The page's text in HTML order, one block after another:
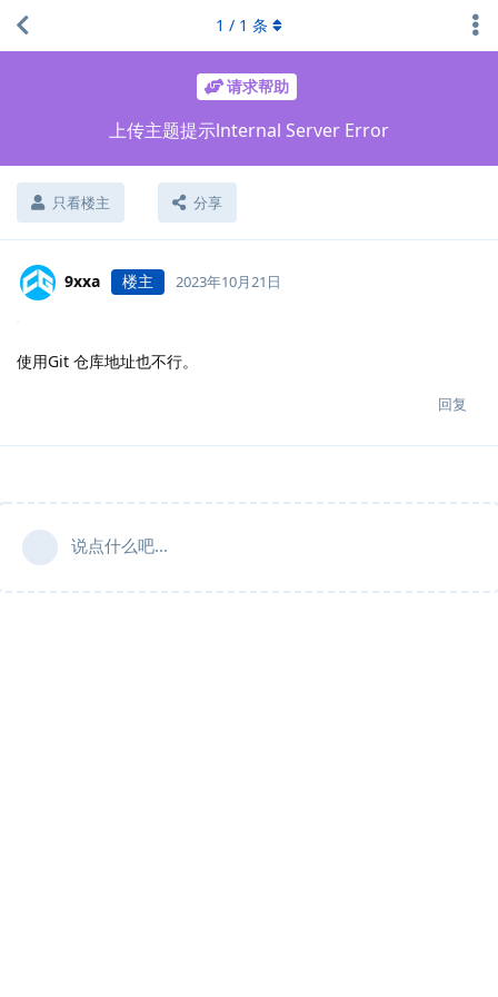
请求帮助
上传主题提示lnternal Server Error
只看楼主 分享
1 / 1 条
9xxa 楼主 2023年10月21日
使用Git 仓库地址也不行。
回复
说点什么吧...